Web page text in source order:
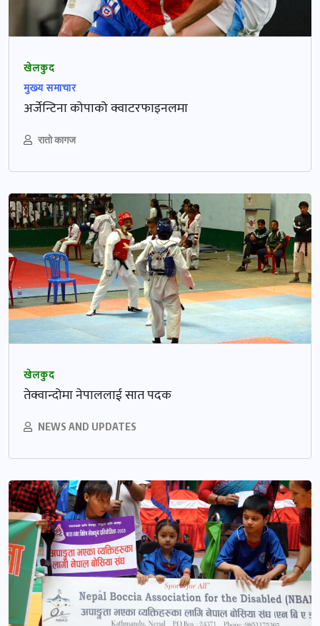
खेलकुद
मुख्‍य समाचार
अर्जेन्टिना कोपाको क्वाटरफाइनलमा
रातो कागज
खेलकुद
तेक्वान्दोमा नेपाललाई सात पदक
NEWS AND UPDATES